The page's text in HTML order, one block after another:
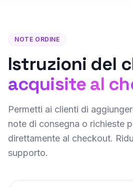
NOTE ORDINE
Istruzioni del
acquisite al
Permetti ai clienti di
note di consegna o richieste
direttamente al checkout.
supporto.